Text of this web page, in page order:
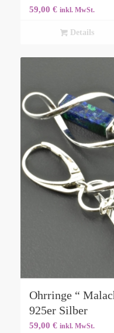
59,00 € inkl. MwSt.
Details
Ohrringe “
925er Silber
59,00 € inkl. MwSt.